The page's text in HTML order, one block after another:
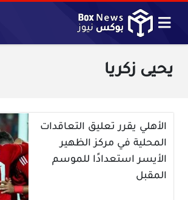
يحيى زكريا
الأهلي يقرر تعليق التعاقدات
المحلية في مركز الظهير
الأيسر استعدادًا للموسم
المقبل